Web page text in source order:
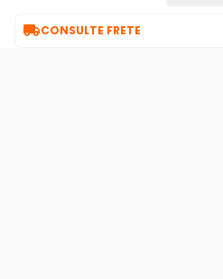
CONSULTE FRETE